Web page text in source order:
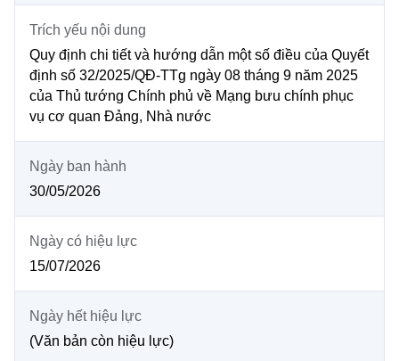
Bưu chính, Viễn thông
Sở hữu trí tuệ
Tiêu chuẩn, đo lường, chất lượng
Năng lượng nguyên tử
Tin địa phương
Văn bản chỉ đạo điều hành
Lấy ý kiến người dân về dự thảo VBQPPL
THỐNG KÊ
Khoa học và Công nghệ
Đổi mới sáng tạo
Bưu chính, Viễn thông
Sở hữu trí tuệ
Năng lượng nguyên tử
Multimedia
THƯ ĐIỆN TỬ
Khác
Videos
Infographic
Ảnh
Voice
Trích yếu nội dung
Quy định chi tiết và hướng dẫn một số điều của Quyết
định số 32/2025/QĐ-TTg ngày 08 tháng 9 năm 2025
của Thủ tướng Chính phủ về Mạng bưu chính phục
vụ cơ quan Đảng, Nhà nước
Ngày ban hành
30/05/2026
Ngày có hiệu lực
15/07/2026
Ngày hết hiệu lực
(Văn bản còn hiệu lực)